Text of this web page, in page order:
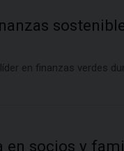
en finanzas verdes
socios y